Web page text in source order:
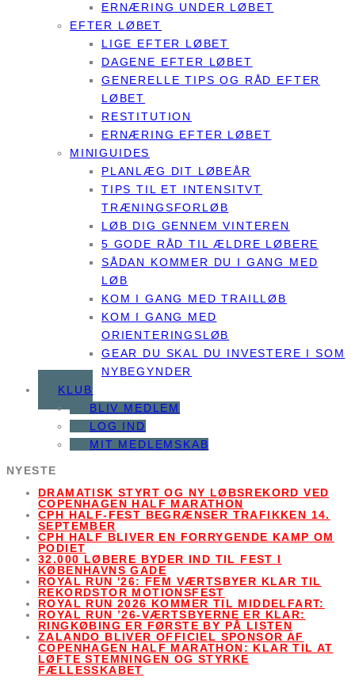
ERNÆRING UNDER LØBET
EFTER LØBET
LIGE EFTER LØBET
DAGENE EFTER LØBET
GENERELLE TIPS OG RÅD EFTER
LØBET
RESTITUTION
ERNÆRING EFTER LØBET
MINIGUIDES
PLANLÆG DIT LØBEÅR
TIPS TIL ET INTENSITVT
TRÆNINGSFORLØB
LØB DIG GENNEM VINTEREN
5 GODE RÅD TIL ÆLDRE LØBERE
SÅDAN KOMMER DU I GANG MED
LØB
KOM I GANG MED TRAILLØB
KOM I GANG MED
ORIENTERINGSLØB
GEAR DU SKAL DU INVESTERE I SOM
NYBEGYNDER
KLUB
BLIV MEDLEM
LOG IND
MIT MEDLEMSKAB
NYESTE
DRAMATISK STYRT OG NY LØBSREKORD VED
COPENHAGEN HALF MARATHON
CPH HALF-FEST BEGRÆNSER TRAFIKKEN 14.
SEPTEMBER
CPH HALF BLIVER EN FORRYGENDE KAMP OM
PODIET
32.000 LØBERE BYDER IND TIL FEST I
KØBENHAVNS GADE
ROYAL RUN '26: FEM VÆRTSBYER KLAR TIL
REKORDSTOR MOTIONSFEST
ROYAL RUN 2026 KOMMER TIL MIDDELFART:
ROYAL RUN ’26-VÆRTSBYERNE ER KLAR:
RINGKØBING ER FØRSTE BY PÅ LISTEN
ZALANDO BLIVER OFFICIEL SPONSOR AF
COPENHAGEN HALF MARATHON: KLAR TIL AT
LØFTE STEMNINGEN OG STYRKE
FÆLLESSKABET